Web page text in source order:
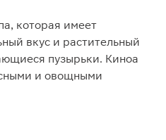
которая имеет
вкус и растительный
пузырьки. Киноа
и овощными